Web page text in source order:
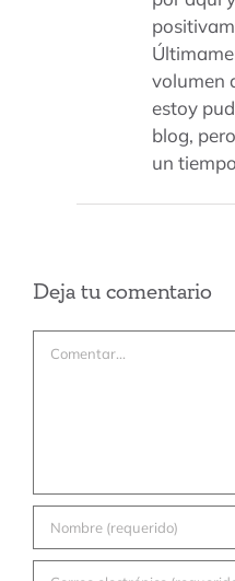
volumen
estoy
blog,
un
Deja tu comentario